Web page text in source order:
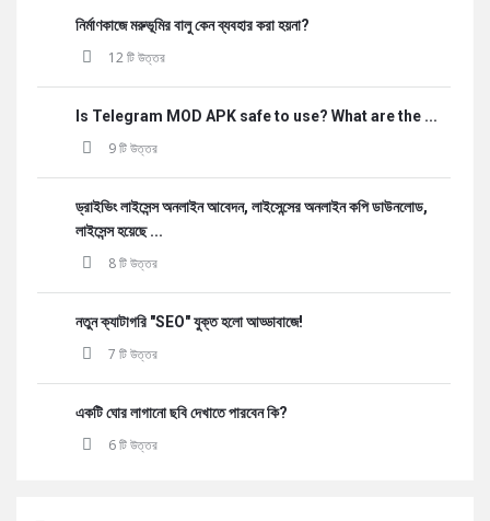
নির্মাণকাজে মরুভূমির বালু কেন ব্যবহার করা হয়না?
12 টি উত্তর
Is Telegram MOD APK safe to use? What are the ...
9 টি উত্তর
ড্রাইভিং লাইসেন্স অনলাইন আবেদন, লাইসেন্সের অনলাইন কপি ডাউনলোড,
লাইসেন্স হয়েছে ...
8 টি উত্তর
নতুন ক্যাটাগরি "SEO" যুক্ত হলো আড্ডাবাজে!
7 টি উত্তর
একটি ঘোর লাগানো ছবি দেখাতে পারবেন কি?
6 টি উত্তর